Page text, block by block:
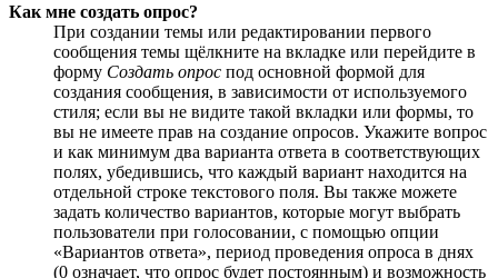
Как мне создать опрос?
При создании темы или редактировании первого
сообщения темы щёлкните на вкладке или перейдите в
форму Создать опрос под основной формой для
создания сообщения, в зависимости от используемого
стиля; если вы не видите такой вкладки или формы, то
вы не имеете прав на создание опросов. Укажите вопрос
и как минимум два варианта ответа в соответствующих
полях, убедившись, что каждый вариант находится на
отдельной строке текстового поля. Вы также можете
задать количество вариантов, которые могут выбрать
пользователи при голосовании, с помощью опции
«Вариантов ответа», период проведения опроса в днях
(0 означает, что опрос будет постоянным) и возможность